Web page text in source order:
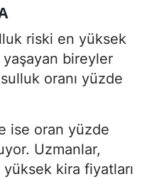
riski en yüksek
yaşayan bireyler
oranı yüzde
ise oran yüzde
Uzmanlar,
kira fiyatları